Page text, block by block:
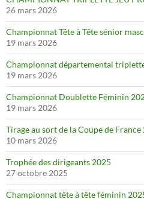
26 mars 2026
Championnat Tête à Tête sénior
19 mars 2026
Championnat départemental
19 mars 2026
Championnat Doublette Féminin
19 mars 2026
Tirage au sort de la Coupe de
10 mars 2026
Trophée des dirigeants 2025
27 octobre 2025
Championnat tête à tête féminin